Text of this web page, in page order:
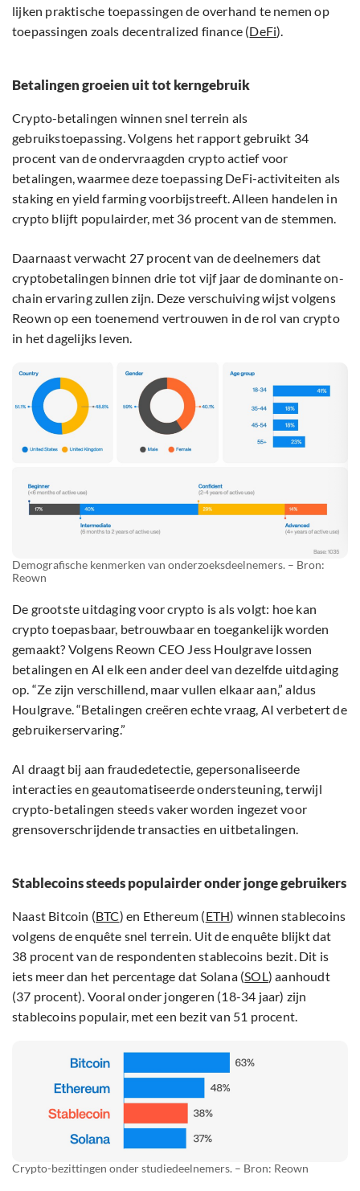
lijken praktische toepassingen de overhand te nemen op
toepassingen zoals decentralized finance (DeFi).
Betalingen groeien uit tot kerngebruik
Crypto-betalingen winnen snel terrein als
gebruikstoepassing. Volgens het rapport gebruikt 34
procent van de ondervraagden crypto actief voor
betalingen, waarmee deze toepassing DeFi-activiteiten als
staking en yield farming voorbijstreeft. Alleen handelen in
crypto blijft populairder, met 36 procent van de stemmen.
Daarnaast verwacht 27 procent van de deelnemers dat
cryptobetalingen binnen drie tot vijf jaar de dominante on-
chain ervaring zullen zijn. Deze verschuiving wijst volgens
Reown op een toenemend vertrouwen in de rol van crypto
in het dagelijks leven.
Demografische kenmerken van onderzoeksdeelnemers. – Bron:
Reown
De grootste uitdaging voor crypto is als volgt: hoe kan
crypto toepasbaar, betrouwbaar en toegankelijk worden
gemaakt? Volgens Reown CEO Jess Houlgrave lossen
betalingen en AI elk een ander deel van dezelfde uitdaging
op. “Ze zijn verschillend, maar vullen elkaar aan,” aldus
Houlgrave. “Betalingen creëren echte vraag, AI verbetert de
gebruikerservaring.”
AI draagt bij aan fraudedetectie, gepersonaliseerde
interacties en geautomatiseerde ondersteuning, terwijl
crypto-betalingen steeds vaker worden ingezet voor
grensoverschrijdende transacties en uitbetalingen.
Stablecoins steeds populairder onder jonge gebruikers
Naast Bitcoin (BTC) en Ethereum (ETH) winnen stablecoins
volgens de enquête snel terrein. Uit de enquête blijkt dat
38 procent van de respondenten stablecoins bezit. Dit is
iets meer dan het percentage dat Solana (SOL) aanhoudt
(37 procent). Vooral onder jongeren (18-34 jaar) zijn
stablecoins populair, met een bezit van 51 procent.
Crypto-bezittingen onder studiedeelnemers. – Bron: Reown